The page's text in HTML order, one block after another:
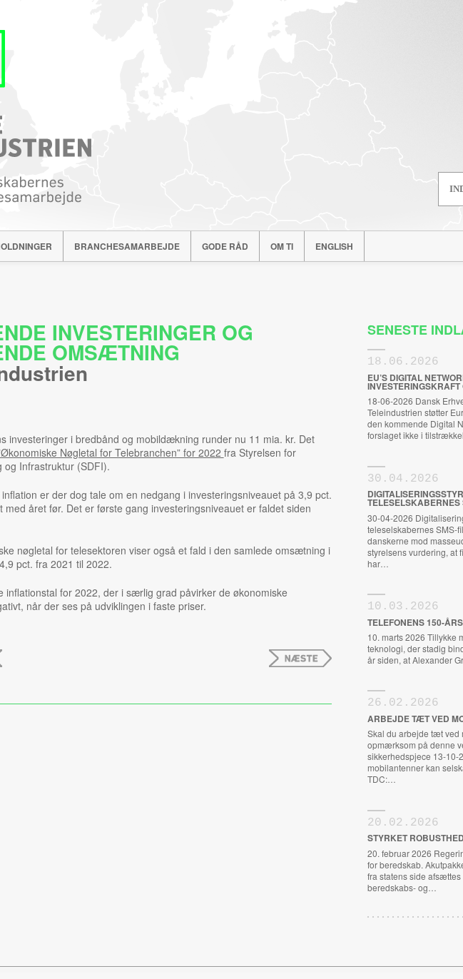
BRANCHESAMARBEJDE GODE RÅD OM TI ENGLISH
INVESTERINGER OG
OMSÆTNING
investeringer i bredbånd og mobildækning runder nu 11 mia. kr. Det
Nøgletal for Telebranchen” for 2022 fra Styrelsen for
og Infrastruktur (SDFI).
er der dog tale om en nedgang i investeringsniveauet på 3,9 pct.
med året før. Det er første gang investeringsniveauet er faldet siden
nøgletal for telesektoren viser også et fald i den samlede omsætning i
pct. fra 2021 til 2022.
inflationstal for 2022, der i særlig grad påvirker de økonomiske
når der ses på udviklingen i faste priser.
SENESTE
18.06.2026
EU’S DIGITAL
18-06-2026 Dansk
Teleindustrien støtter
den kommende Digital
forslaget ikke i
30.04.2026
TELESELSKABERNES
30-04-2026
teleselskabernes SMS-
danskerne mod
styrelsens vurdering, at
har…
10.03.2026
TELEFONENS 150-
10. marts 2026 Tillykke
teknologi, der stadig
år siden, at Alexander
26.02.2026
ARBEJDE TÆT VED
Skal du arbejde tæt ved
opmærksom på denne
sikkerhedspjece 13-10-
mobilantenner kan
TDC:…
20.02.2026
STYRKET
20. februar 2026
for beredskab.
fra statens side afsættes
beredskabs- og…